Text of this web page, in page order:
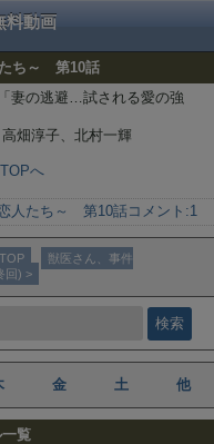
料動画
ち～ 第10話
妻の逃避…試される愛の強
畑淳子、北村一輝
へ
人たち～ 第10話 コメント:1
TOP
獣医さん、事件
回) >
金 土 他
一覧